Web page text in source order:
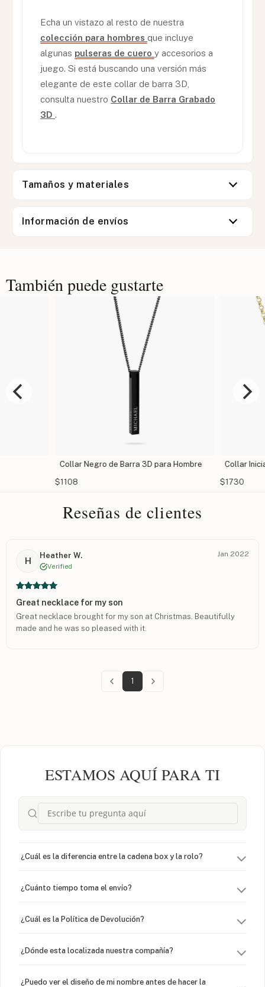
Echa un vistazo al resto de nuestra
colección para hombres que incluye
algunas pulseras de cuero y accesorios a
juego. Si está buscando una versión más
elegante de este collar de barra 3D,
consulta nuestro Collar de Barra Grabado
3D .
Tamaños y materiales
Información de envíos
También puede gustarte
Collar
$1730
Collar Negro de Barra 3D para Hombre
$1108
Reseñas de clientes
H
Heather W.
Verified
Jan 2022
Great necklace for my son
Great necklace brought for my son at Christmas. Beautifully
made and he was so pleased with it.
1
ESTAMOS AQUÍ PARA TI
¿Cuál es la diferencia entre la cadena box y la rolo?
¿Cuánto tiempo toma el envío?
¿Cuál es la Política de Devolución?
¿Dónde esta localizada nuestra compañía?
¿Puedo ver el diseño de mi nombre antes de hacer la